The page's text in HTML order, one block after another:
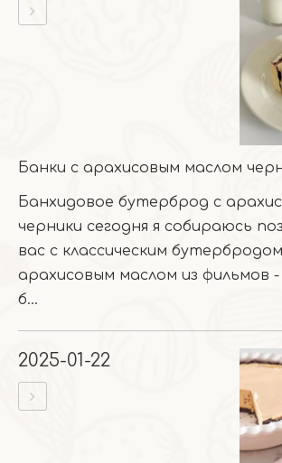
Банки с арахисовым маслом
Банхидовое бутерброд с
черники сегодня я собираюсь
вас с классическим
арахисовым маслом из фильмов
б...
2025-01-22